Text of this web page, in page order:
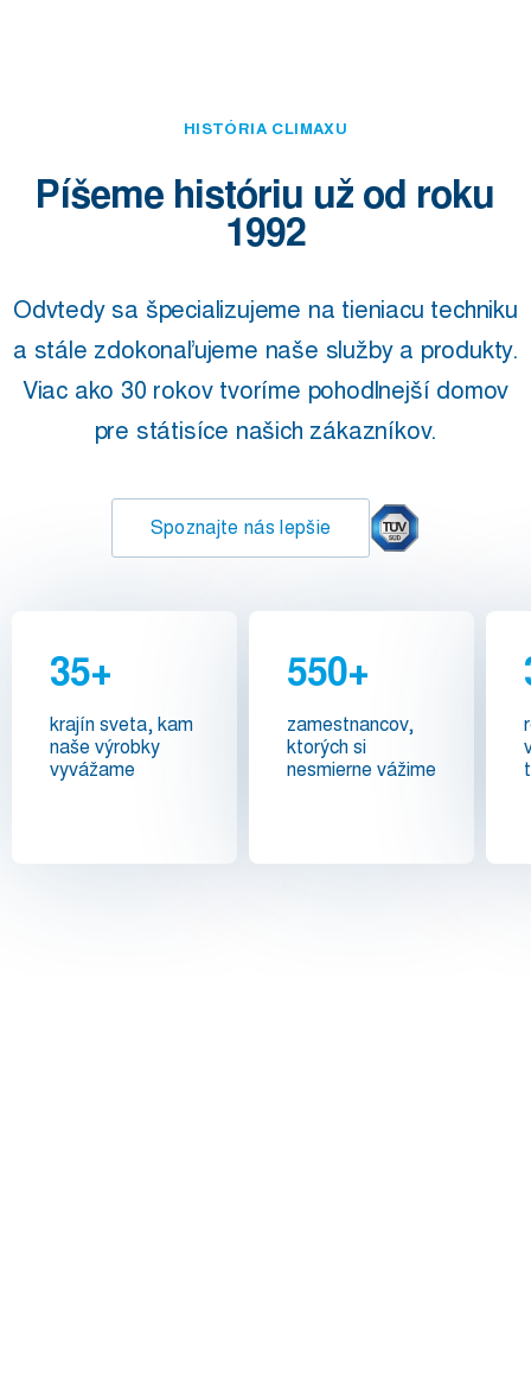
HISTÓRIA CLIMAXU
Píšeme históriu už od roku
1992
Odvtedy sa špecializujeme na tieniacu techniku
​​a stále zdokonaľujeme naše služby a produkty.
Viac ako 30 rokov tvoríme pohodlnejší domov
pre státisíce našich zákazníkov.
Spoznajte nás lepšie
35+
krajín sveta, kam
naše výrobky
vyvážame
550+
zamestnancov,
ktorých si
nesmierne vážime